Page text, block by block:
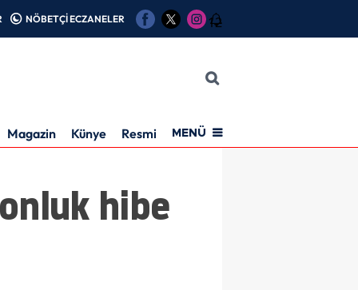
NÖBETÇİ ECZANELER 12
Magazin Künye Resmi İlanMENÜ
hibe